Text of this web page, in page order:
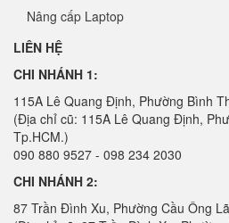
Nâng cấp Laptop
LIÊN HỆ
CHI NHÁNH 1:
115A Lê Quang Định, Phường Bình
(Địa chỉ cũ: 115A Lê Quang Định,
Tp.HCM.)
090 880 9527 - 098 234 2030
CHI NHÁNH 2:
87 Trần Đình Xu, Phường Cầu Ông